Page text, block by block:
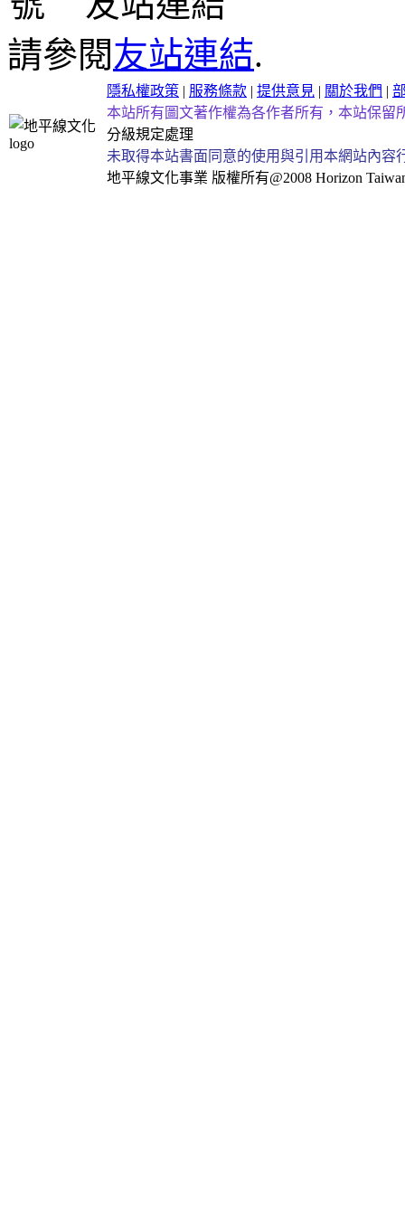
請參閱友站連結.
隱私權政策 | 服務條款 | 提供意見 | 關於我們 |
本站所有圖文著作權為各作者所有，本站保留
分級規定處理
未取得本站書面同意的使用與引用本網站內
地平線文化事業 版權所有@2008 Horizon